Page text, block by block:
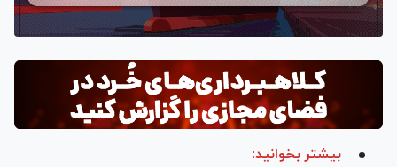
بیشتر بخوانید: